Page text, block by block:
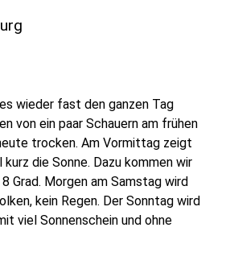
wieder fast den ganzen Tag
von ein paar Schauern am frühen
trocken. Am Vormittag zeigt
die Sonne. Dazu kommen wir
Grad. Morgen am Samstag wird
kein Regen. Der Sonntag wird
viel Sonnenschein und ohne